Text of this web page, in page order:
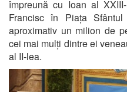
împreună cu Ioan al
Francisc în Piața
aproximativ un milion de
cei mai mulți dintre ei
al II-lea.